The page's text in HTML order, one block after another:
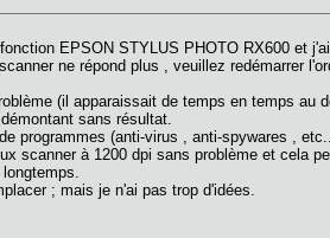
EPSON STYLUS PHOTO RX600 et
ne répond plus , veuillez redémarrer
(il apparaissait de temps en temps au
sans résultat.
programmes (anti-virus , anti-spywares ,
scanner à 1200 dpi sans problème et cela
; mais je n'ai pas trop d'idées.